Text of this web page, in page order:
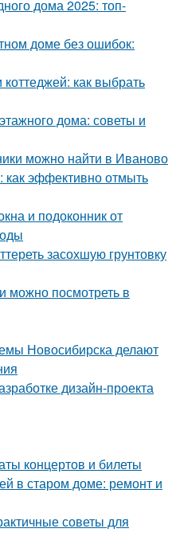
дома 2025: топ-
доме без ошибок:
как выбрать
дома: советы и
можно найти в Иваново
как эффективно отмыть
и подоконник от
засохшую грунтовку
можно посмотреть в
Новосибирска делают
дизайн-проекта
концертов и билеты
в старом доме: ремонт и
советы для